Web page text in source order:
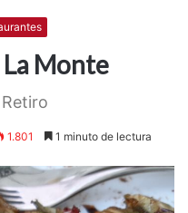
Monte
1.801 1 minuto de lectura